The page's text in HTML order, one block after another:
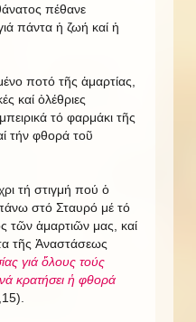
πέθανε
πάντα ἡ ζωή καί ἡ
ποτό τῆς ἁμαρτίας,
καί ὀλέθριες
τό φαρμάκι τῆς
τήν φθορά τοῦ
τή στιγμή πού ὁ
στό Σταυρό μέ τό
τῶν ἁμαρτιῶν μας, καί
τῆς Ἀναστάσεως
γιά ὅλους τούς
κρατήσει ἡ φθορά